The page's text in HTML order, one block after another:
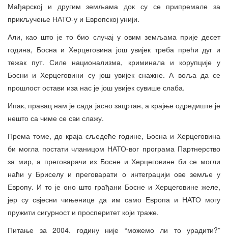
Мађарској и другим земљама док су се припремале за
прикључење НАТО-у и Европској унији.
Али, као што је то био случај у овим земљама прије десет
година, Босна и Херцеговина још увијек треба прећи дуг и
тежак пут. Силе национализма, криминала и корупције у
Босни и Херцеговини су још увијек снажне. А воља да се
прошлост остави иза нас је још увијек сувише слаба.
Ипак, правац нам је сада јасно зацртан, а крајње одредиште је
нешто са чиме се сви слажу.
Према томе, до краја сљедеће године, Босна и Херцеговина
би могла постати чланицом НАТО-вог програма Партнерство
за мир, а преговарачи из Босне и Херцеговине би се могли
наћи у Бриселу и преговарати о интеграцији ове земље у
Европу. И то је оно што грађани Босне и Херцеговине желе,
јер су свјесни чињенице да им само Европа и НАТО могу
пружити сигурност и просперитет који траже.
Питање за 2004. годину није “можемо ли то урадити?”